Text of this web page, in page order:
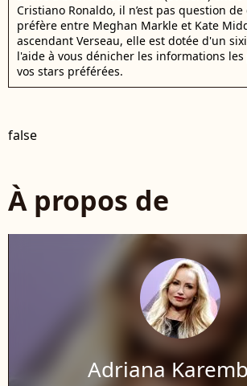
Cristiano Ronaldo, il n’est pas question
préfère entre Meghan Markle et Kate
ascendant Verseau, elle est dotée d'un
l'aide à vous dénicher les informations
vos stars préférées.
false
À propos de
Adriana